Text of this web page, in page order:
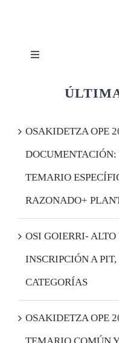
Toggle
OSAKIDETZA OPE
TEMARIO
RAZONADO+
OSI GOIERRI-
INSCRIPCIÓN A
CATEGORÍAS
OSAKIDETZA OPE
TEMARIO COMÚN